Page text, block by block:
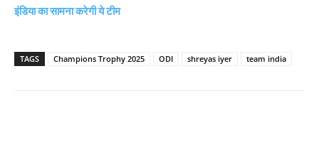
इंडिया का सामना करेगी ये टीम
TAGS Champions Trophy 2025 ODI shreyas iyer team india